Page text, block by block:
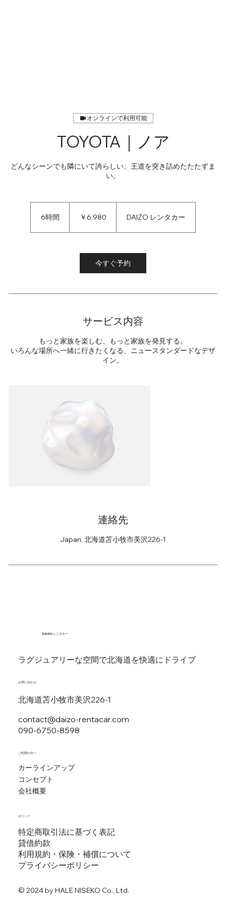
オンラインで利用可能
TOYOTA｜ノア
どんなシーンでも隣にいて誇らしい、王道を突き詰めたたたずま
い。
6時間 ￥6,980 DAIZO レンタカー
今すぐ予約
サービス内容
もっと家族を楽しむ、もっと家族を発見する。
いろんな場所へ一緒に行きたくなる、ニュースタンダードなデザ
イン。
連絡先
Japan, 北海道苫小牧市美沢226-1
ラグジュアリーな空間で北海道を快適にドライブ
DAIZO レンタカー
お問い合わせ
北海道苫小牧市美沢226-1
contact@daizo-rentacar.com
090-6750-8598
カーラインアップ
コンセプト
会社概要
​ご利用の方へ
特定商取引法に基づく表記
貸借約款
利用規約・保険・補償について
プライバシーポリシー
ポリシー
© 2024 by HALE NISEKO Co., Ltd.